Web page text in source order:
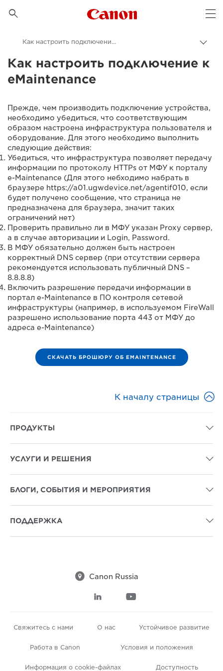

Canon Logo, back to
Canon
Как настроить подключение к eMaintenance
Как настроить подключение к
eMaintenance
Прежде, чем производить подключение устройства,
необходимо убедиться, что соответствующим
образом настроена инфраструктура пользователя и
оборудование. Для этого необходимо выполнить
следующие действия:
Убедиться, что инфраструктура позволяет передачу
информации по протоколу HТTPs от МФУ к порталу
e-Maintenance (Для этого небходимо набрать в
браузере https://a01.ugwdevice.net/agentif010, если
будет получено сообщение, что страница не
предназначена для браузера, значит таких
ограничений нет)
Проверить правильно ли в МФУ указан Proxy сервер,
а в случае авторизации и Login, Password.
В МФУ обязательно должен быть настроен
корректный DNS сервер (при отсутствии сервера
рекомендуется использовать публичный DNS –
8.8.8.8)
Включить разрешение передачи информации в
портал e-Maintenance в ПО контроля сетевой
инфраструктуры (например, в используемом FireWall
разрешено использование порта 443 от МФУ до
адреса e-Maintenance)
СКАЧАТЬ БРОШЮРУ ОБ EMAINTENANCE
К началу страницы 
ПРОДУКТЫ 
УСЛУГИ И РЕШЕНИЯ 
БЛОГИ, СОБЫТИЯ И МЕРОПРИЯТИЯ 
ПОДДЕРЖКА 
 Canon Russia
 
Свяжитесь с нами О нас Устойчивое развитие
Работа в Canon Условия и положения
Информация о cookie-файлах Доступность